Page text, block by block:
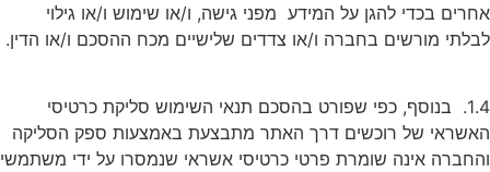
אחרים בכדי להגן על המידע מפני גישה, ו/או שימוש ו/או גילוי
לבלתי מורשים בחברה ו/או צדדים שלישיים מכח ההסכם ו/או הדין.
1.4. בנוסף, כפי שפורט בהסכם תנאי השימוש סליקת כרטיסי
האשראי של רוכשים דרך האתר מתבצעת באמצעות ספק הסליקה
והחברה אינה שומרת פרטי כרטיסי אשראי שנמסרו על ידי משתמשי